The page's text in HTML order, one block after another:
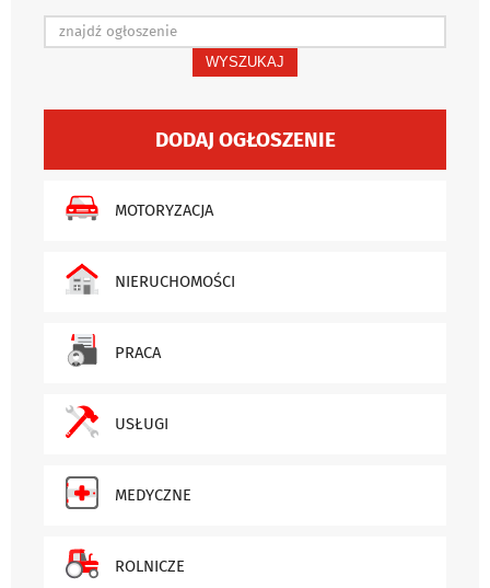
WYSZUKAJ
DODAJ OGŁOSZENIE
MOTORYZACJA
NIERUCHOMOŚCI
PRACA
USŁUGI
MEDYCZNE
ROLNICZE